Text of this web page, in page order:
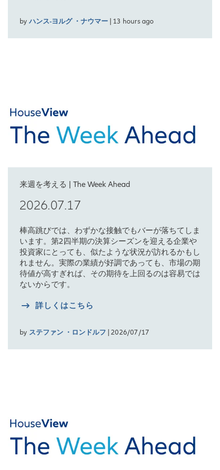
by ハンス-ヨルグ ・ナウマー| 13 hours ago
来週を考える | The Week Ahead
2026.07.17
棒高跳びでは、わずかな接触でもバーが落ちてしま
います。第2四半期の決算シーズンを迎える企業や
投資家にとっても、似たような状況が訪れるかもし
れません。実際の業績が好調であっても、市場の期
待値が高すぎれば、その期待を上回るのは容易では
ないからです。
詳しくはこちら
by ステファン ・ロンドルフ | 2026/07/17